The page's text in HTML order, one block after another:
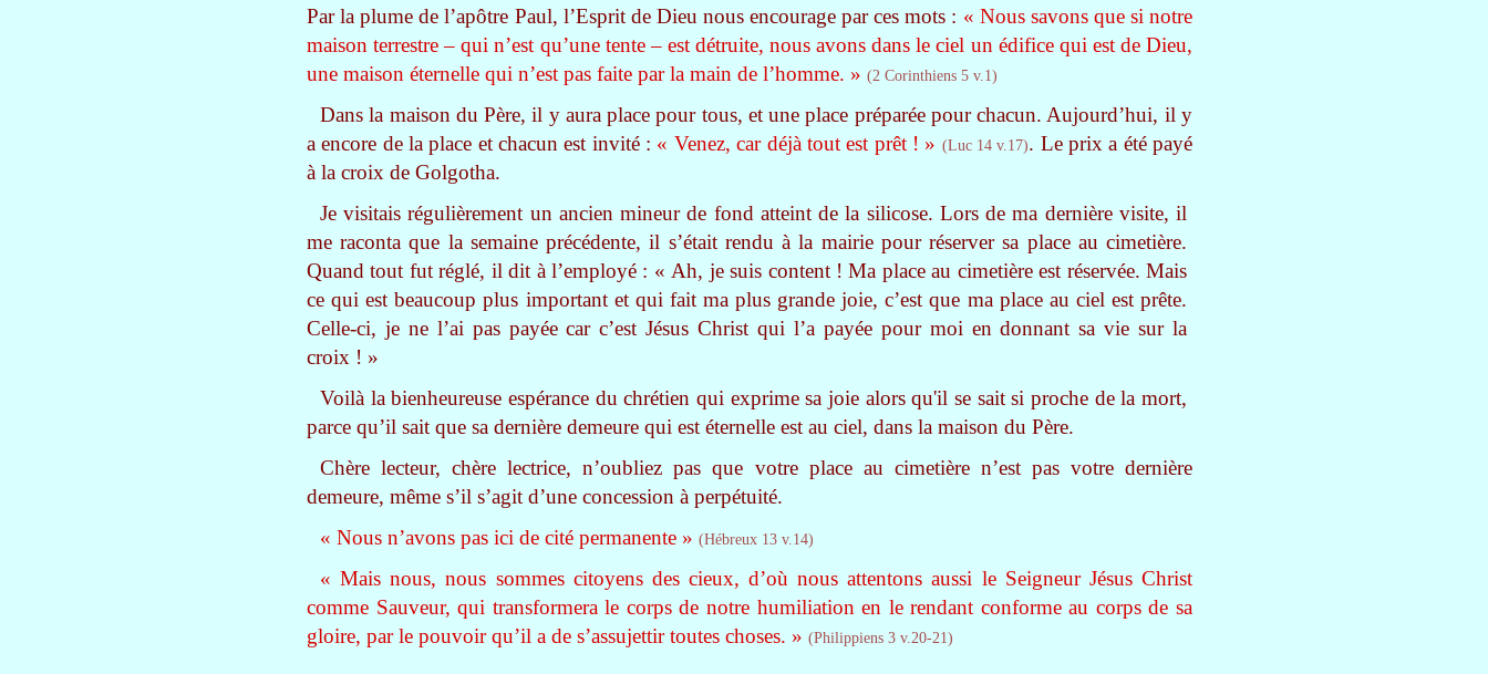
Par la plume de l’apôtre Paul, l’Esprit de Dieu nous encourage par ces mots : « Nous savons que si notre
maison terrestre – qui n’est qu’une tente – est détruite, nous avons dans le ciel un édifice qui est de Dieu,
une maison éternelle qui n’est pas faite par la main de l’homme. » (2 Corinthiens 5 v.1)
Dans la maison du Père, il y aura place pour tous, et une place préparée pour chacun. Aujourd’hui, il y
a encore de la place et chacun est invité : « Venez, car déjà tout est prêt ! » (Luc 14 v.17). Le prix a été payé
à la croix de Golgotha.
Je visitais régulièrement un ancien mineur de fond atteint de la silicose. Lors de ma dernière visite, il
me raconta que la semaine précédente, il s’était rendu à la mairie pour réserver sa place au cimetière.
Quand tout fut réglé, il dit à l’employé : « Ah, je suis content ! Ma place au cimetière est réservée. Mais
ce qui est beaucoup plus important et qui fait ma plus grande joie, c’est que ma place au ciel est prête.
Celle-ci, je ne l’ai pas payée car c’est Jésus Christ qui l’a payée pour moi en donnant sa vie sur la
croix ! »
Voilà la bienheureuse espérance du chrétien qui exprime sa joie alors qu'il se sait si proche de la mort,
parce qu’il sait que sa dernière demeure qui est éternelle est au ciel, dans la maison du Père.
Chère lecteur, chère lectrice, n’oubliez pas que votre place au cimetière n’est pas votre dernière
demeure, même s’il s’agit d’une concession à perpétuité.
« Nous n’avons pas ici de cité permanente » (Hébreux 13 v.14)
« Mais nous, nous sommes citoyens des cieux, d’où nous attentons aussi le Seigneur Jésus Christ
comme Sauveur, qui transformera le corps de notre humiliation en le rendant conforme au corps de sa
gloire, par le pouvoir qu’il a de s’assujettir toutes choses. » (Philippiens 3 v.20-21)